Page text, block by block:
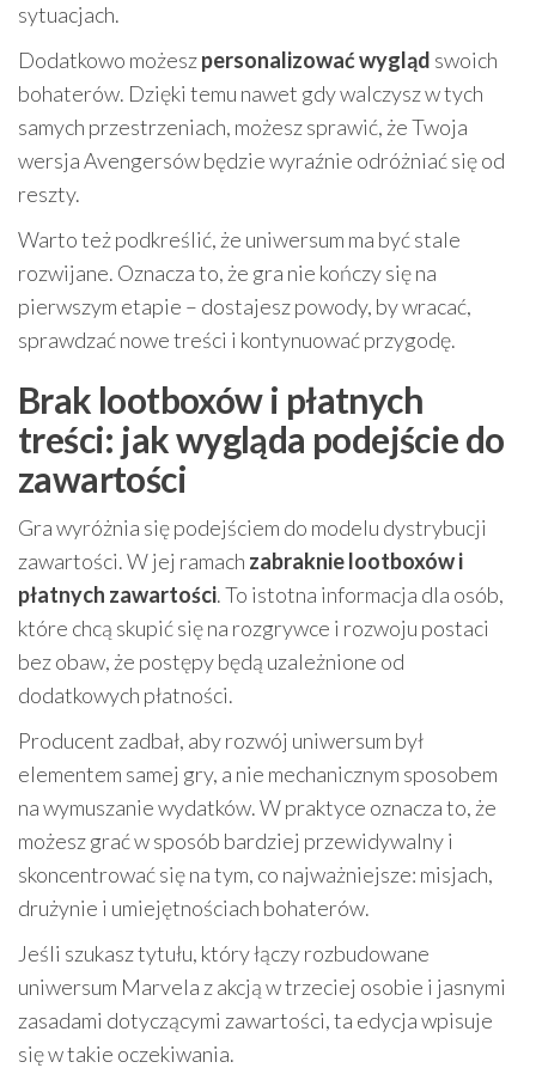
sytuacjach.
Dodatkowo możeszpersonalizować wygląd swoich
bohaterów. Dzięki temu nawet gdy walczysz w tych
samych przestrzeniach, możesz sprawić, że Twoja
wersja Avengersów będzie wyraźnie odróżniać się od
reszty.
Warto też podkreślić, że uniwersum ma być stale
rozwijane. Oznacza to, że gra nie kończy się na
pierwszym etapie – dostajesz powody, by wracać,
sprawdzać nowe treści i kontynuować przygodę.
Brak lootboxów i płatnych
treści: jak wygląda podejście do
zawartości
Gra wyróżnia się podejściem do modelu dystrybucji
zawartości. W jej ramach zabraknie lootboxów i
płatnych zawartości. To istotna informacja dla osób,
które chcą skupić się na rozgrywce i rozwoju postaci
bez obaw, że postępy będą uzależnione od
dodatkowych płatności.
Producent zadbał, aby rozwój uniwersum był
elementem samej gry, a nie mechanicznym sposobem
na wymuszanie wydatków. W praktyce oznacza to, że
możesz grać w sposób bardziej przewidywalny i
skoncentrować się na tym, co najważniejsze: misjach,
drużynie i umiejętnościach bohaterów.
Jeśli szukasz tytułu, który łączy rozbudowane
uniwersum Marvela z akcją w trzeciej osobie i jasnymi
zasadami dotyczącymi zawartości, ta edycja wpisuje
się w takie oczekiwania.